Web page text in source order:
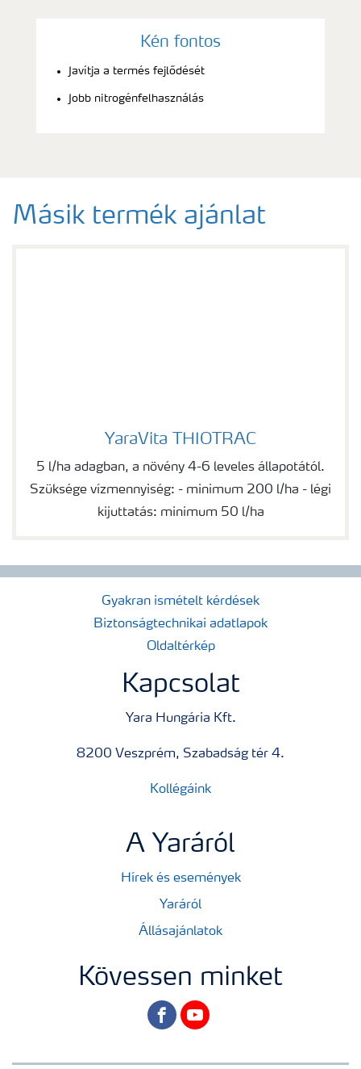
Kén fontos
Javítja a termés fejlődését
Jobb nitrogénfelhasználás
Másik termék ajánlat
YaraVita THIOTRAC
5 l/ha adagban, a növény 4-6 leveles állapotától.
Szüksége vízmennyiség: - minimum 200 l/ha - légi
kijuttatás: minimum 50 l/ha
Gyakran ismételt kérdések
Biztonságtechnikai adatlapok
Oldaltérkép
Kapcsolat
Yara Hungária Kft.
8200 Veszprém, Szabadság tér 4.
Kollégáink
A Yaráról
Hírek és események
Yaráról
Állásajánlatok
Kövessen minket
facebookyoutube